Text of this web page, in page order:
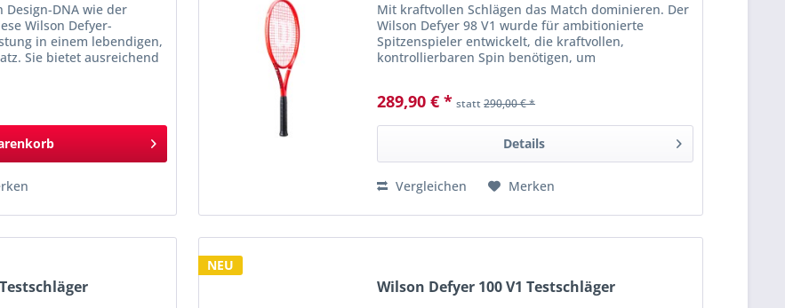
DNA wie der
Wilson Defyer-
in einem lebendigen,
Sie bietet ausreichend
Mit kraftvollen Schlägen das Match dominieren. Der
Wilson Defyer 98 V1 wurde für ambitionierte
Spitzenspieler entwickelt, die kraftvollen,
kontrollierbaren Spin benötigen, um
289,90 € * statt290,00 € *
Details
Vergleichen Merken
NEU
Wilson Defyer 100 V1 Testschläger